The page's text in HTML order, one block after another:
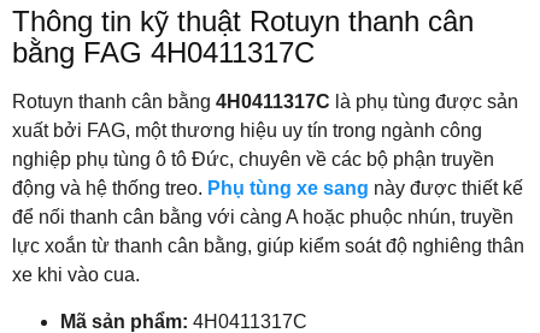
Thông tin kỹ thuật Rotuyn thanh cân
bằng FAG 4H0411317C
Rotuyn thanh cân bằng 4H0411317C là phụ tùng được sản
xuất bởi FAG, một thương hiệu uy tín trong ngành công
nghiệp phụ tùng ô tô Đức, chuyên về các bộ phận truyền
động và hệ thống treo. Phụ tùng xe sang này được thiết kế
để nối thanh cân bằng với càng A hoặc phuộc nhún, truyền
lực xoắn từ thanh cân bằng, giúp kiểm soát độ nghiêng thân
xe khi vào cua.
Mã sản phẩm: 4H0411317C